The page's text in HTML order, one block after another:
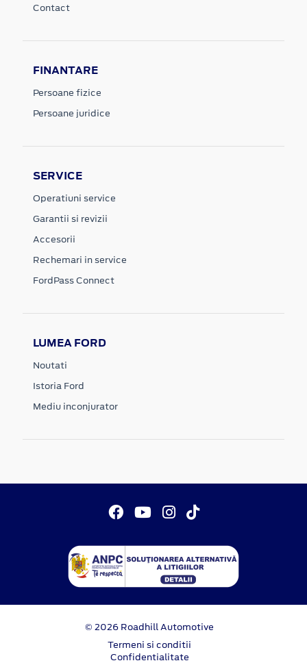
Contact
FINANTARE
Persoane fizice
Persoane juridice
SERVICE
Operatiuni service
Garantii si revizii
Accesorii
Rechemari in service
FordPass Connect
LUMEA FORD
Noutati
Istoria Ford
Mediu inconjurator
© 2026 Roadhill Automotive
Termeni si conditii
Confidentialitate